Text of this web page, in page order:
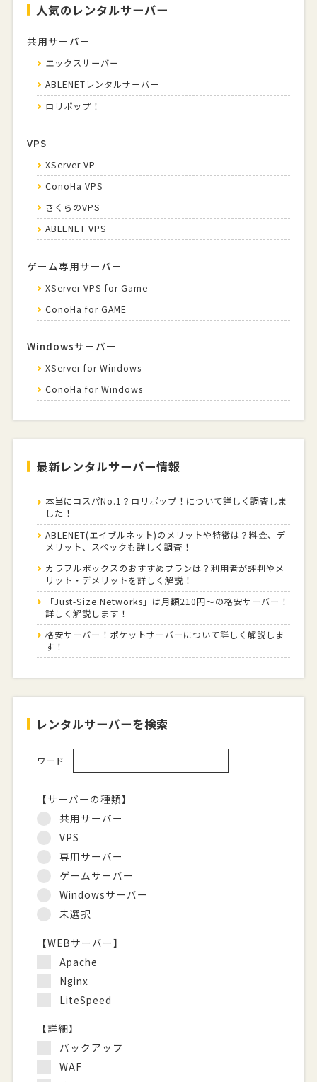
人気のレンタルサーバー
共用サーバー
エックスサーバー
ABLENETレンタルサーバー
ロリポップ！
VPS
XServer VP
ConoHa VPS
さくらのVPS
ABLENET VPS
ゲーム専用サーバー
XServer VPS for Game
ConoHa for GAME
Windowsサーバー
XServer for Windows
ConoHa for Windows
最新レンタルサーバー情報
本当にコスパNo.1？ロリポップ！について詳しく調査しま
した！
ABLENET(エイブルネット)のメリットや特徴は？料金、デ
メリット、スペックも詳しく調査！
カラフルボックスのおすすめプランは？利用者が評判やメ
リット・デメリットを詳しく解説！
「Just-Size.Networks」は月額210円～の格安サーバー！
詳しく解説します！
格安サーバー！ポケットサーバーについて詳しく解説しま
す！
レンタルサーバーを検索
ワード
【サーバーの種類】
共用サーバー
VPS
専用サーバー
ゲームサーバー
Windowsサーバー
未選択
【WEBサーバー】
Apache
Nginx
LiteSpeed
【詳細】
バックアップ
WAF